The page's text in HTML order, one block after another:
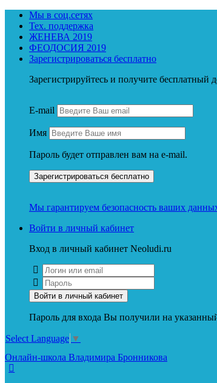
Мы в соц.сетях
Тех. поддержка
ЖЕНЕВА 2019
ФЕОДОСИЯ 2019
Зарегистрироваться бесплатно
Зарегистрируйтесь и получите
E-mail
Имя
Пароль будет отправлен вам на e-mail.
Мы гарантируем безопасность ваших
Войти в личный кабинет
Вход в личный кабинет Neoludi.ru
Пароль для входа Вы получили на
Select Language ▼
Онлайн-школа Владимира Бронникова